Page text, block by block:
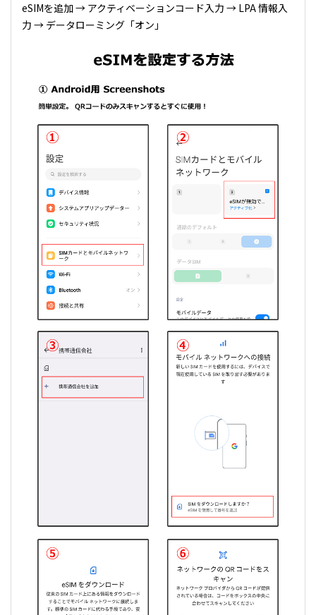
eSIMを追加 → アクティベーションコード入力 → LPA 情報入
力 → データローミング「オン」